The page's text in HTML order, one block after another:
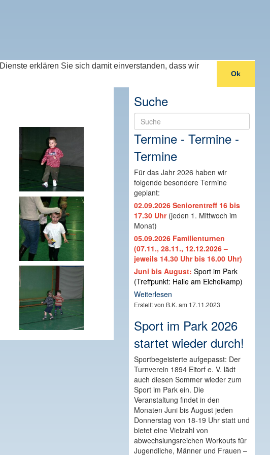
erklären Sie sich damit einverstanden, dass wir
Ok
Suche
Termine - Termine -
Termine
Für das Jahr 2026 haben wir
folgende besondere Termine
geplant:
02.09.2026 Seniorentreff 16 bis
17.30 Uhr (jeden 1. Mittwoch im
Monat)
05.09.2026 Familienturnen
(07.11., 28.11., 12.12.2026 –
jeweils 14.30 Uhr bis 16.00 Uhr)
Juni bis August: Sport im Park
(Treffpunkt: Halle am Eichelkamp)
Weiterlesen
Erstellt von B.K. am 17.11.2023
Sport im Park 2026
startet wieder durch!
Sportbegeisterte aufgepasst: Der
Turnverein 1894 Eitorf e. V. lädt
auch diesen Sommer wieder zum
Sport im Park ein. Die
Veranstaltung findet in den
Monaten Juni bis August jeden
Donnerstag von 18-19 Uhr statt und
bietet eine Vielzahl von
abwechslungsreichen Workouts für
Jugendliche, Männer und Frauen –